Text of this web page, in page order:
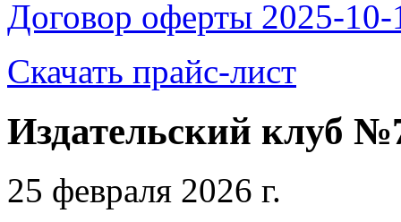
Договор оферты 2025-10-
Скачать прайс-лист
Издательский клуб
25 февраля 2026 г.